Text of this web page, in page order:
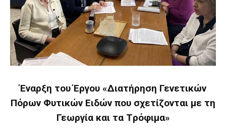
Έναρξη του Έργου «Διατήρηση Γενετικών
Πόρων Φυτικών Ειδών που σχετίζονται με τη
Γεωργία και τα Tρόφιμα»